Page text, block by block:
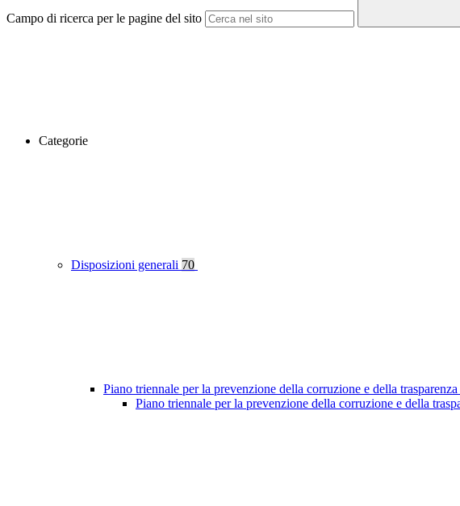
Campo di ricerca per le pagine del sito
Categorie
Disposizioni generali 70
Piano triennale per la prevenzione della corruzione e della trasparenza
Piano triennale per la prevenzione della corruzione e della